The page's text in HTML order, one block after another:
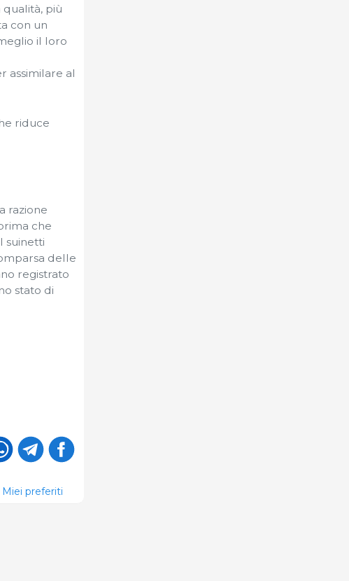
più
con un
il loro
assimilare al
riduce
razione
che
suinetti
delle
registrato
stato di
Miei preferiti